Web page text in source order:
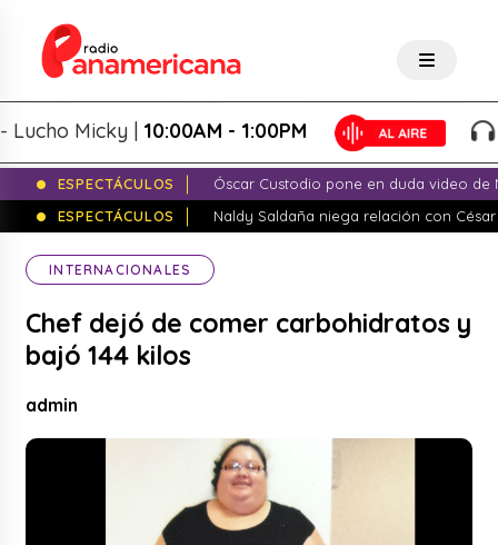
Micky |10:00AM - 1:00PM
ESPECTÁCULOS
Óscar Custodio pone en duda video de
ESPECTÁCULOS
Naldy Saldaña niega relación con
INTERNACIONALES
Chef dejó de comer carbohidratos y
bajó 144 kilos
admin